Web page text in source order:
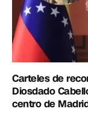
Carteles de
Diosdado
centro de